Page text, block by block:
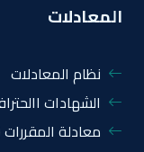
المعادلات
نظام المعادلات
الشهادات
معادلة المقررات